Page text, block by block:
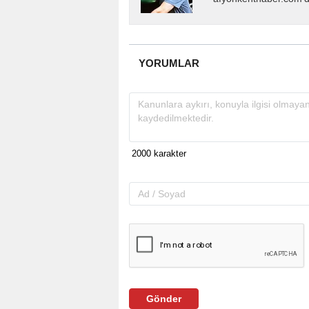
YORUMLAR
Gönder